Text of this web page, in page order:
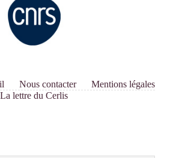
Nous contacter
Mentions légales
La lettre du Cerlis